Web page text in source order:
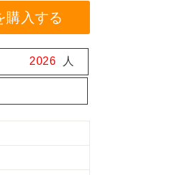
購入する
2026 人